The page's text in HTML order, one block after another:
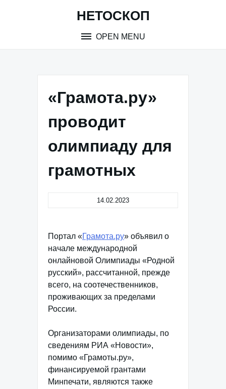
НЕТОСКОП
OPEN MENU
«Грамота.ру»
проводит
олимпиаду для
грамотных
14.02.2023
Портал «Грамота.ру» объявил о
начале международной
онлайновой Олимпиады «Родной
русский», рассчитанной, прежде
всего, на соотечественников,
проживающих за пределами
России.
Организаторами олимпиады, по
сведениям РИА «Новости»,
помимо «Грамоты.ру»,
финансируемой грантами
Минпечати, являются также